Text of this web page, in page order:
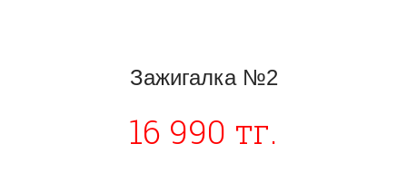
Зажигалка №2
16 990 тг.